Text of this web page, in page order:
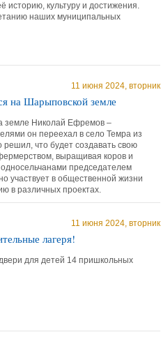
историю, культуру и достижения.
наших муниципальных
11 июня 2024, вторник
на Шарыповской земле
земле Николай Ефремов –
он переехал в село Темра из
что будет создавать свою
выращивая коров и
председателем
участвует в общественной жизни
в различных проектах.
11 июня 2024, вторник
лагеря!
для детей 14 пришкольных